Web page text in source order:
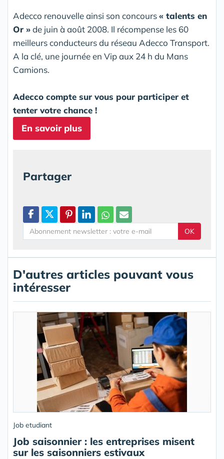
Adecco renouvelle ainsi son concours« talents en
Or »de juin à août 2008. Il récompense les 60
meilleurs conducteurs du réseau Adecco Transport.
A la clé, une journée en Vip aux 24 h du Mans
Camions.
Adecco compte sur vous pour participer et
tenter votre chance !
En savoir plus
Partager
OK
D'autres articles pouvant vous
intéresser
Job etudiant
Job saisonnier : les entreprises misent
sur les saisonniers estivaux